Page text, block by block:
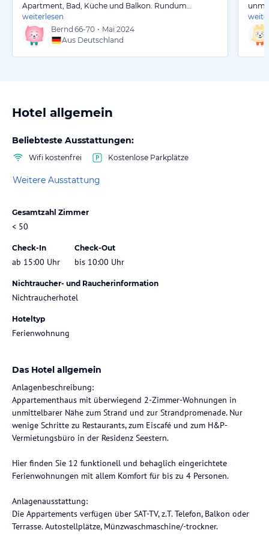
Apartment, Bad, Küche und Balkon. Rundum…
weiterlesen
Bernd 66-70 • Mai 2024
Aus Deutschland
Hotel allgemein
Beliebteste Ausstattungen:
Wifi kostenfrei Kostenlose Parkplätze
Weitere Ausstattung
Gesamtzahl Zimmer
< 50
Check-In
ab 15:00 Uhr
Check-Out
bis 10:00 Uhr
Nichtraucher- und Raucherinformation
Nichtraucherhotel
Hoteltyp
Ferienwohnung
Das Hotel allgemein
Anlagenbeschreibung:
Appartementhaus mit überwiegend 2-Zimmer-Wohnungen in
unmittelbarer Nähe zum Strand und zur Strandpromenade. Nur
wenige Schritte zu Restaurants, zum Eiscafé und zum H&P-
Vermietungsbüro in der Residenz Seestern.
Hier finden Sie 12 funktionell und behaglich eingerichtete
Ferienwohnungen mit allem Komfort für bis zu 4 Personen.
Anlagenausstattung:
Die Appartements verfügen über SAT-TV, z.T. Telefon, Balkon oder
Terrasse. Autostellplätze, Münzwaschmaschine/-trockner.